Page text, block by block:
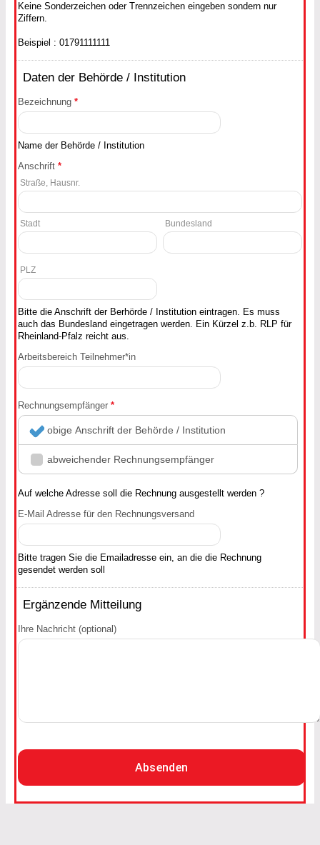
Keine Sonderzeichen oder Trennzeichen eingeben sondern nur
Ziffern.
Beispiel : 01791111111
Daten der Behörde / Institution
Bezeichnung *
Name der Behörde / Institution
Anschrift *
Straße, Hausnr.
Stadt Bundesland
PLZ
Bitte die Anschrift der Berhörde / Institution eintragen. Es muss
auch das Bundesland eingetragen werden. Ein Kürzel z.b. RLP für
Rheinland-Pfalz reicht aus.
Arbeitsbereich Teilnehmer*in
Rechnungsempfänger *
obige Anschrift der Behörde / Institution
abweichender Rechnungsempfänger
Auf welche Adresse soll die Rechnung ausgestellt werden ?
E-Mail Adresse für den Rechnungsversand
Bitte tragen Sie die Emailadresse ein, an die die Rechnung
gesendet werden soll
Ergänzende Mitteilung
Ihre Nachricht (optional)
Absenden